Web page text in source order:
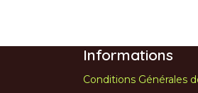
Informations
Conditions Générales